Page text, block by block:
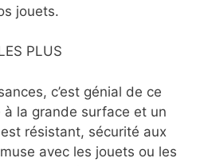
jouets.
PLUS
c’est génial de ce
à la grande surface et un
résistant, sécurité aux
avec les jouets ou les